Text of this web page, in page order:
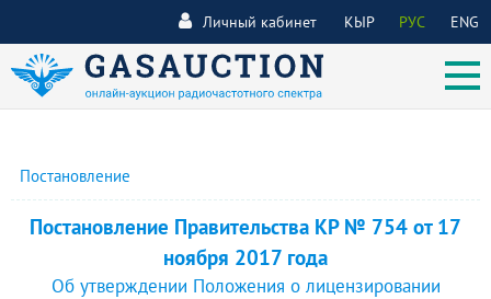
КЫР РУС ENG
Личный кабинет
Постановление
Постановление Правительства КР № 754 от 17
ноября 2017 года
Об утверждении Положения о лицензировании